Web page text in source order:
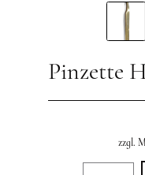
Pinzette
zzgl.